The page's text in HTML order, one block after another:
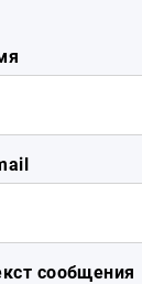
сообщения